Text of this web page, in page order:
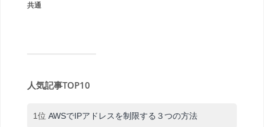
共通
人気記事TOP10
1位 AWSでIPアドレスを制限する３つの方法